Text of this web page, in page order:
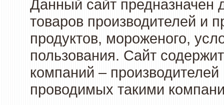
Данный сайт предназначен
товаров производителей и
продуктов, мороженого,
пользования. Сайт
компаний –
проводимых такими